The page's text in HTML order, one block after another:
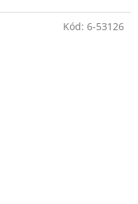
Kód: 6-53126